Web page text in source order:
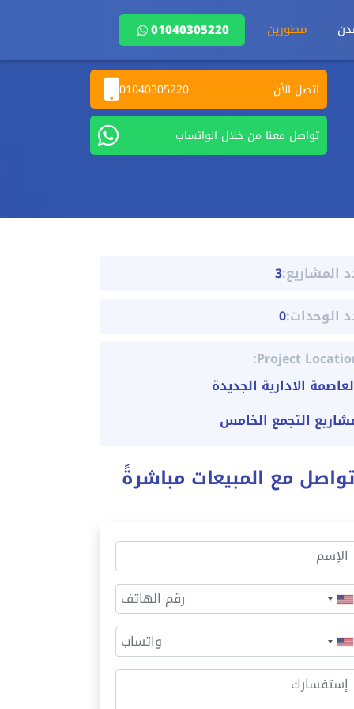
مطورين 01040305220
اتصل الأن 01040305220
تواصل معنا من خلال الواتساب
المشاريع:3
الوحدات:0
Project
الادارية الجديدة
التجمع الخامس
تواصل مع المبيعات مباشرةً